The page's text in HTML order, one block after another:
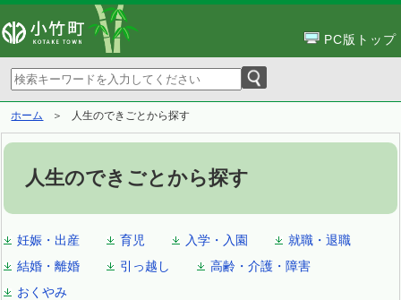
PC版トップ
ホーム 人生のできごとから探す
人生のできごとから探す
妊娠・出産 育児 入学・入園
就職・退職
結婚・離婚
引っ越し
高齢・介護・障害
おくやみ